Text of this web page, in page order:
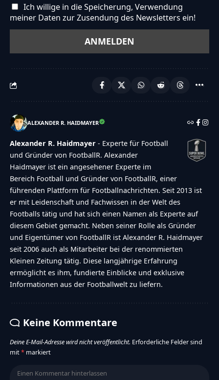
Ich willige in die Speicherung, Verwendung
meiner Daten zur Zusendung des Newsletters ein!
ALEXANDER R. HAIDMAYER
Alexander R. Haidmayer - Experte für Football
und Gründer von FootballR. Alexander
Haidmayer ist ein angesehener Experte im
Bereich Football und Gründer von FootballR, einer
führenden Plattform für Footballnachrichten. Seit 2013 ist
er mit Leidenschaft und Fachwissen in der Welt des
Footballs tätig und hat sich einen Namen als Experte auf
diesem Gebiet gemacht. Neben seiner Rolle als Gründer
und Eigentümer von FootballR ist Alexander R. Haidmayer
seit 2006 auch als Mitarbeiter bei der renommierten
Kleinen Zeitung tätig. Diese langjährige Erfahrung
ermöglicht es ihm, fundierte Einblicke und exklusive
Informationen aus der Footballwelt zu liefern.
Keine Kommentare
Deine E-Mail-Adresse wird nicht veröffentlicht. Erforderliche Felder sind
mit* markiert